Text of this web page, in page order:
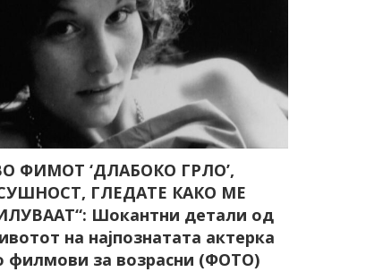
ФИМОТ ‘ДЛАБОКО ГРЛО’,
ГЛЕДАТЕ КАКО МЕ
Шокантни детали од
на најпознатата актерка
филмови за возрасни (ФОТО)